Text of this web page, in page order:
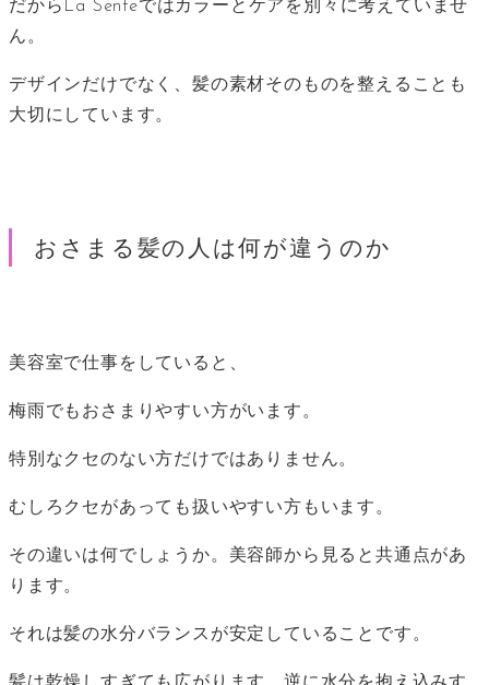
だからLa Senteではカラーとケアを別々に考えていませ
ん。
デザインだけでなく、髪の素材そのものを整えることも
大切にしています。
おさまる髪の人は何が違うのか
美容室で仕事をしていると、
梅雨でもおさまりやすい方がいます。
特別なクセのない方だけではありません。
むしろクセがあっても扱いやすい方もいます。
その違いは何でしょうか。美容師から見ると共通点があ
ります。
それは髪の水分バランスが安定していることです。